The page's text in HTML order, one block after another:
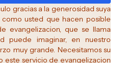
gracias a la generosidad suya
usted que hacen posible
evangelizacion, que se llama
puede imaginar, en nuestro
muy grande. Necesitamos su
este servicio de evangelizacion